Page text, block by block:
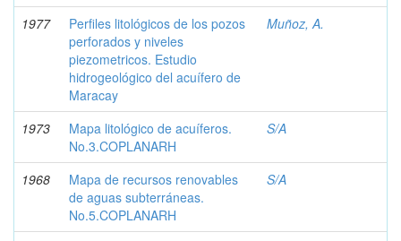
1977
Perfiles litológicos de los pozos
perforados y niveles
piezometricos. Estudio
hidrogeológico del acuífero de
Maracay
Muñoz, A.
1973
Mapa litológico de acuíferos.
No.3.COPLANARH
S/A
1968
Mapa de recursos renovables
de aguas subterráneas.
No.5.COPLANARH
S/A